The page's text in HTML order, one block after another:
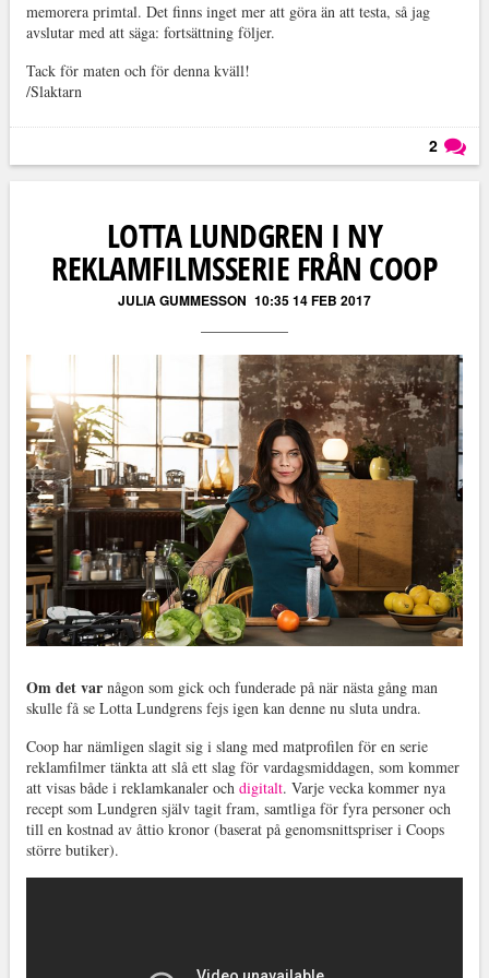
memorera primtal. Det finns inget mer att göra än att testa, så jag
avslutar med att säga: fortsättning följer.
Tack för maten och för denna kväll!
/Slaktarn
2
LOTTA LUNDGREN I NY
REKLAMFILMSSERIE FRÅN COOP
JULIA GUMMESSON 10:35 14 FEB 2017
Om det varnågon som gick och funderade på när nästa gång man
skulle få se Lotta Lundgrens fejs igen kan denne nu sluta undra.
Coop har nämligen slagit sig i slang med matprofilen för en serie
reklamfilmer tänkta att slå ett slag för vardagsmiddagen, som kommer
att visas både i reklamkanaler och digitalt. Varje vecka kommer nya
recept som Lundgren själv tagit fram, samtliga för fyra personer och
till en kostnad av åttio kronor (baserat på genomsnittspriser i Coops
större butiker).